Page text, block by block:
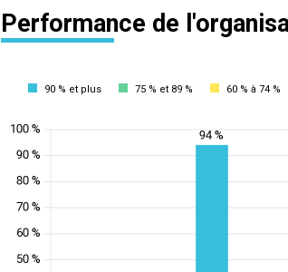
Performance de
90 % et plus 75 % et 89 % 60 % à 74 %